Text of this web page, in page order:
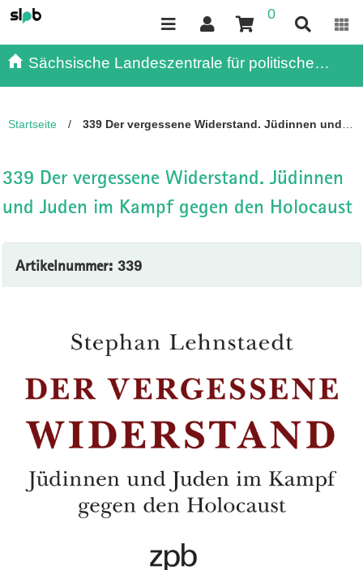
0
Sächsische Landeszentrale für politische
Startseite /
339 Der vergessene Widerstand. Jüdinnen und
339 Der vergessene Widerstand. Jüdinnen
und Juden im Kampf gegen den Holocaust
Artikelnummer: 339